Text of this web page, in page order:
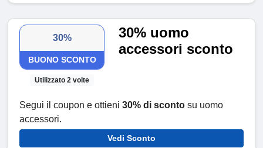
30%
BUONO SCONTO
Utilizzato 2 volte
30% uomo
accessori sconto
Segui il coupon e ottieni 30% di sconto su uomo
accessori.
Vedi Sconto